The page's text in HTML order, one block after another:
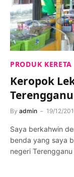
PRODUK KERETA
Keropok
Terengganu
By admin 19/12/
Saya berkahwin
benda yang saya
negeri